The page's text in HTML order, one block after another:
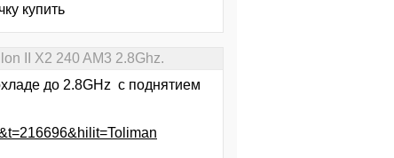
купить
II X2 240 AM3 2.8Ghz.
до 2.8GHz с поднятием